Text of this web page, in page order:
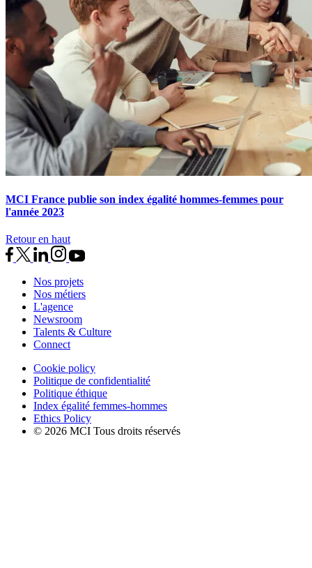
MCI France publie son index égalité hommes-femmes pour
l'année 2023
Retour en haut
Nos projets
Nos métiers
L'agence
Newsroom
Talents & Culture
Connect
Cookie policy
Politique de confidentialité
Politique éthique
Index égalité femmes-hommes
Ethics Policy
© 2026 MCI Tous droits réservés